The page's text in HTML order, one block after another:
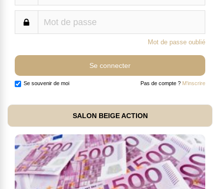
Mot de passe oublié
Se souvenir de moi Pas de compte ? M'inscrire
SALON BEIGE ACTION